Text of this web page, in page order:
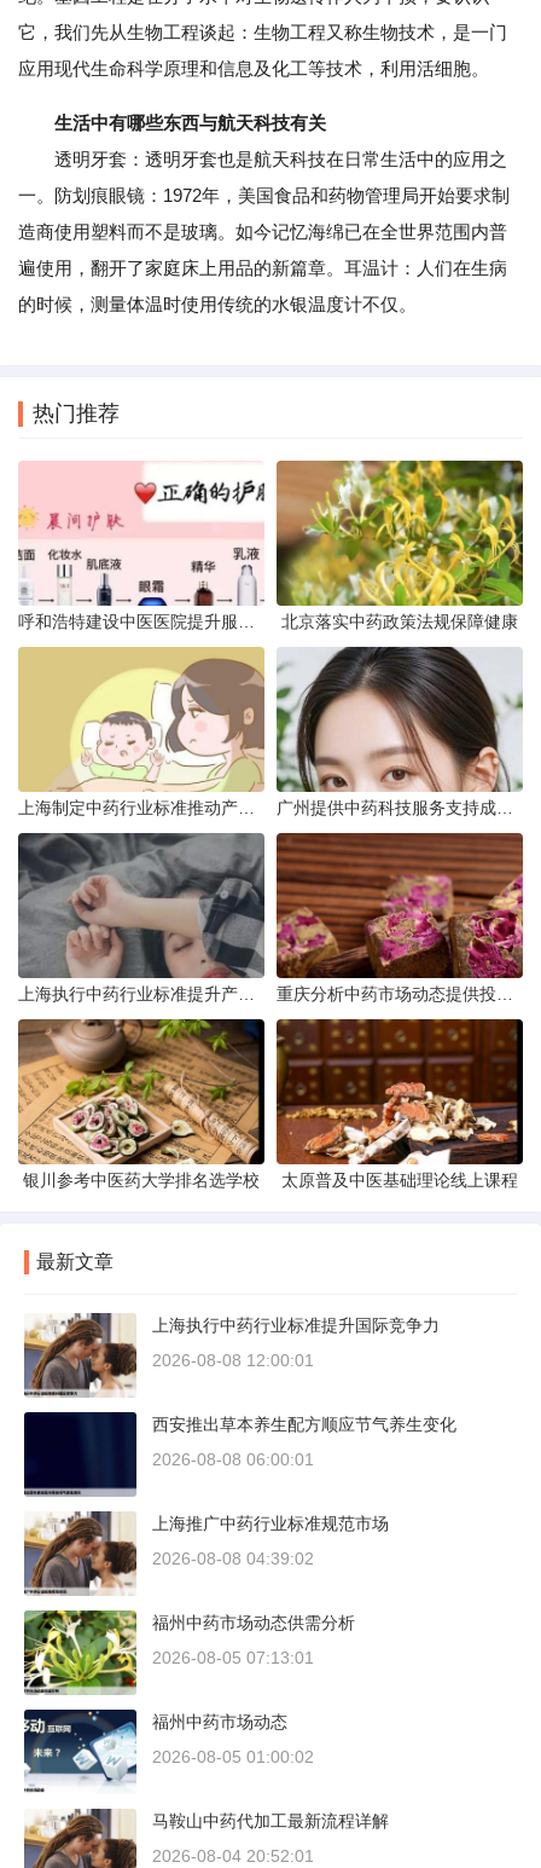
它，我们先从生物工程谈起：生物工程又称生物技术，是一门
应用现代生命科学原理和信息及化工等技术，利用活细胞。
生活中有哪些东西与航天科技有关
透明牙套：透明牙套也是航天科技在日常生活中的应用之
一。防划痕眼镜：1972年，美国食品和药物管理局开始要求制
造商使用塑料而不是玻璃。如今记忆海绵已在全世界范围内普
遍使用，翻开了家庭床上用品的新篇章。耳温计：人们在生病
的时候，测量体温时使用传统的水银温度计不仅。
热门推荐
北京落实中药政策法规保障健康
银川参考中医药大学排名选学校 太原普及中医基础理论线上课程
最新文章
上海执行中药行业标准提升国际竞争力
2026-08-08 12:00:01
西安推出草本养生配方顺应节气养生变化
2026-08-08 06:00:01
上海推广中药行业标准规范市场
2026-08-08 04:39:02
福州中药市场动态供需分析
2026-08-05 07:13:01
福州中药市场动态
2026-08-05 01:00:02
马鞍山中药代加工最新流程详解
2026-08-04 20:52:01